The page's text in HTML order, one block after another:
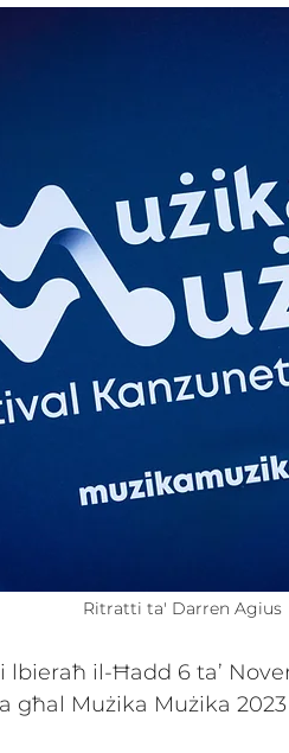
Ritratti ta' Darren Agius
lbieraħ il-Ħadd 6 ta’
Mużika Mużika 2023